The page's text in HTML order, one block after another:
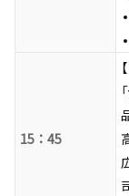
15：45